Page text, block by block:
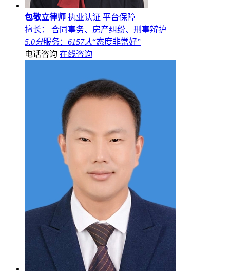
包敬立律师 执业认证 平台保障
擅长： 合同事务、房产纠纷、刑事辩护
5.0分服务： 6157人“态度非常好”
电话咨询 在线咨询